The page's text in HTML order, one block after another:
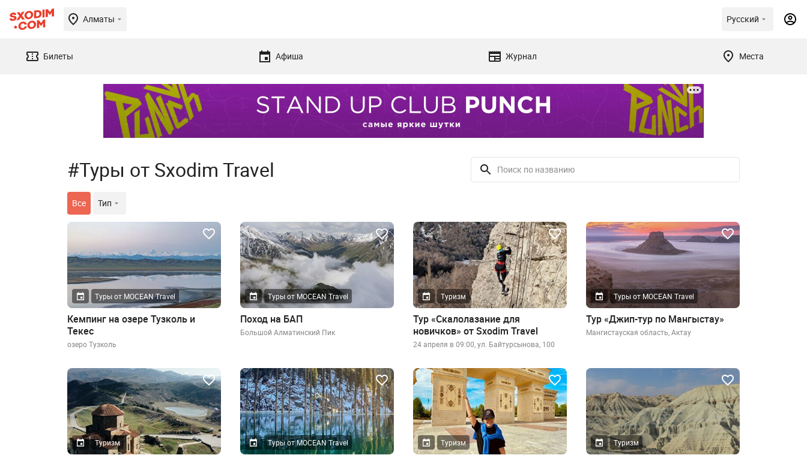
Алматы Русский
Билеты Афиша Журнал Места
#Туры от Sxodim Travel
Все Тип
Туры от MOCEAN Travel
Кемпинг на озере Тузколь и
Текес
озеро Тузколь
Туры от MOCEAN Travel
Поход на БАП
Большой Алматинский Пик
Туризм
Тур «Скалолазание для
новичков» от Sxodim Travel
24 апреля в 09:00, ул. Байтурсынова, 100
Туры от MOCEAN Travel
Тур «Джип-тур по Мангыстау»
Мангистауская область, Актау
Туризм Туры от MOCEAN Travel Туризм Туризм